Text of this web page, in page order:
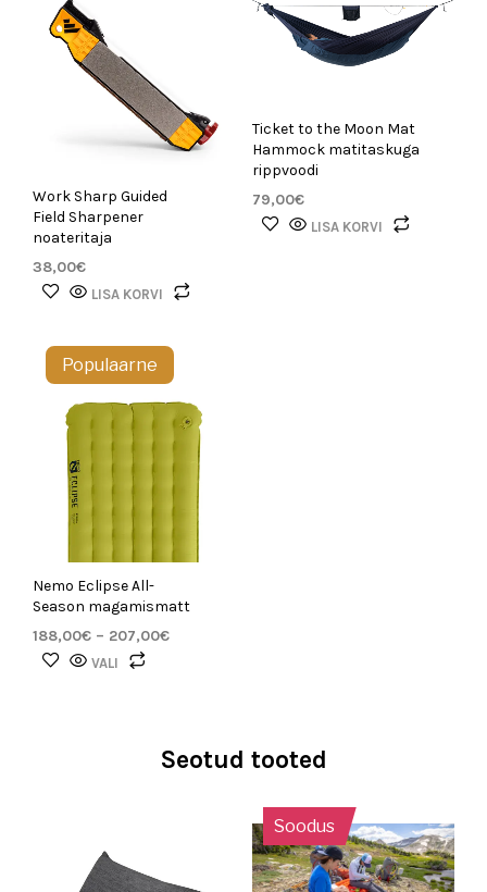
Work Sharp Guided
Field Sharpener
noateritaja
38,00€
LISA KORVI
Ticket to the Moon Mat
Hammock matitaskuga
rippvoodi
79,00€
LISA KORVI
Populaarne
Nemo Eclipse All-
Season magamismatt
188,00€ – 207,00€
VALI
Seotud tooted
Soodus